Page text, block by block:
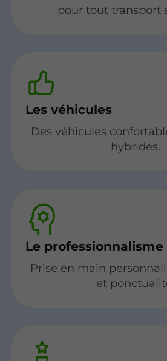
pour tout transport
Les véhicules
Des véhicules
hybrides.
Le professionnalisme
Prise en main
et